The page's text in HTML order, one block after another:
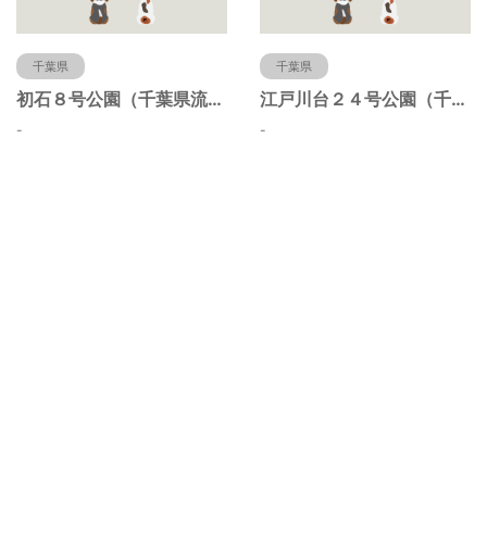
千葉県
初石８号公園（千葉県流山市）
-
千葉県
江戸川台２４号公園（千葉県流山市）
-